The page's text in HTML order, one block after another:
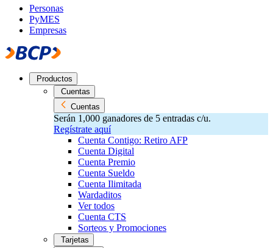
Personas
PyMES
Empresas
Productos
Cuentas
Cuentas
Serán 1,000 ganadores de 5 entradas c/u.
Regístrate aquí
Cuenta Contigo: Retiro AFP
Cuenta Digital
Cuenta Premio
Cuenta Sueldo
Cuenta Ilimitada
Wardaditos
Ver todos
Cuenta CTS
Sorteos y Promociones
Tarjetas